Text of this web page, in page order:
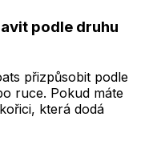
podle druhu
přizpůsobit podle
ruce. Pokud máte
která dodá